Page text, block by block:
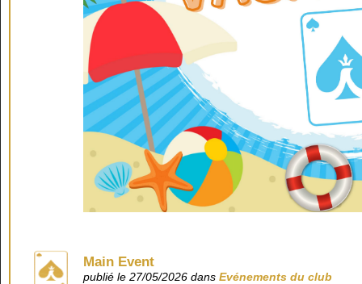
Main Event
publié le 27/05/2026 dans Evénements du club